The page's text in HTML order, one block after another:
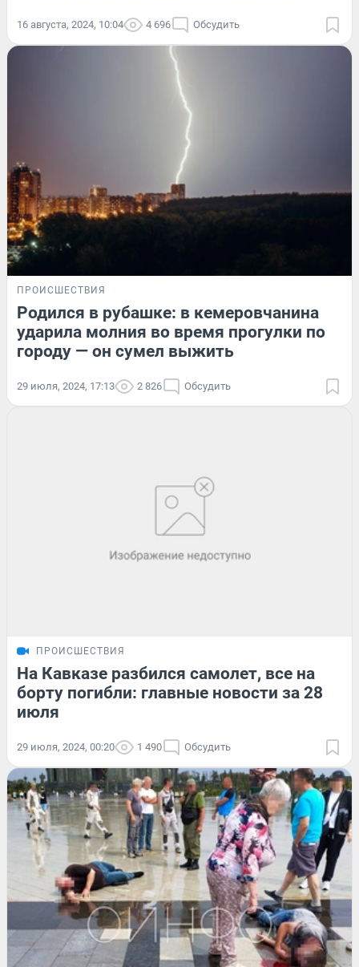
16 августа, 2024, 10:04 4 696 Обсудить
ПРОИСШЕСТВИЯ
Родился в рубашке: в кемеровчанина
ударила молния во время прогулки по
городу — он сумел выжить
29 июля, 2024, 17:13 2 826 Обсудить
ПРОИСШЕСТВИЯ
На Кавказе разбился самолет, все на
борту погибли: главные новости за 28
июля
29 июля, 2024, 00:20 1 490 Обсудить